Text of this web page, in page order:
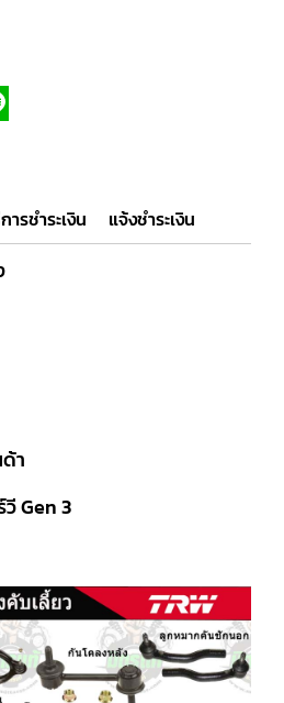
ารชำระเงิน แจ้งชำระเงิน
า
Gen 3